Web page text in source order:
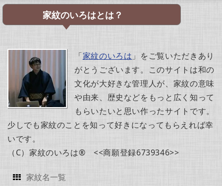
家紋のいろはとは？
「家紋のいろは 」をご覧いただきあり
がとうございます。このサイトは和の
文化が大好きな管理人が、家紋の意味
や由来、歴史などをもっと広く知って
もらいたいと思い作ったサイトです。
少しでも家紋のことを知って好きになってもらえれば幸
いです。
（C）家紋のいろは® <<商願登録6739346>>
家紋名一覧